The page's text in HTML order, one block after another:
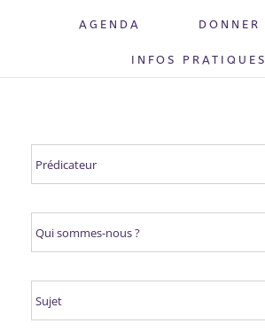
AGENDA DONNER
INFOS PRATIQUES